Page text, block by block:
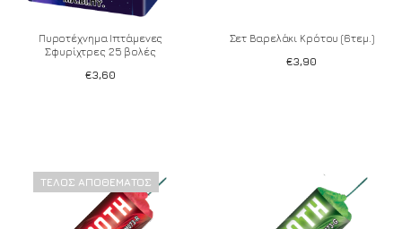
Πυροτέχνημα Ιπτάμενες
Σφυρίχτρες 25 βολές
€3,60
Add to wishlist
Σετ Βαρελάκι Κρότου (6τεμ.)
€3,90
Add to wishlist
ΤΈΛΟΣ ΑΠΟΘΈΜΑΤΟΣ